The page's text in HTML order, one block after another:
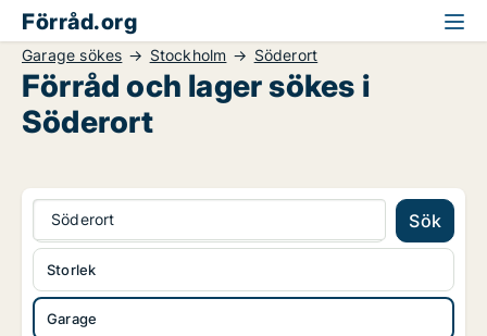
Förråd.org
Garage sökes Stockholm Söderort
Förråd och lager sökes i
Söderort
Söderort Sök
Garage
Storlek